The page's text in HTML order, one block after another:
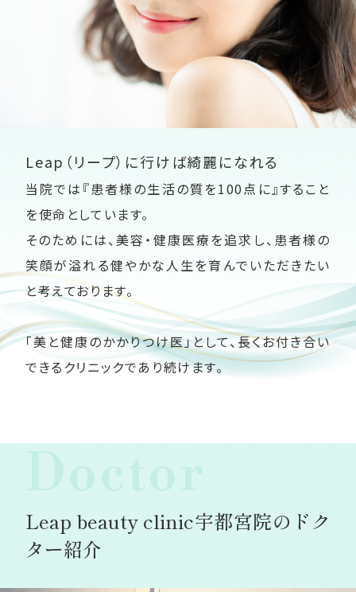
Leap（リープ）に行けば綺麗になれる
当院では『患者様の生活の質を100点に』すること
を使命としています。
そのためには、美容・健康医療を追求し、患者様の
笑顔が溢れる健やかな人生を育んでいただきたい
と考えております。
「美と健康のかかりつけ医」として、長くお付き合い
できるクリニックであり続けます。
Leap beauty clinic宇都宮院のドク
ター紹介